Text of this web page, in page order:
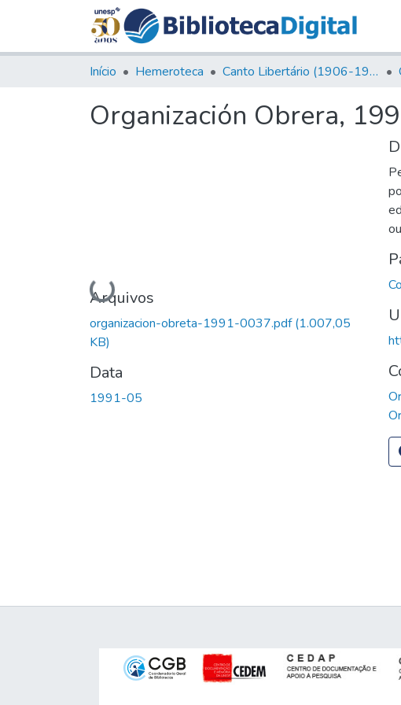
Início Hemeroteca Canto Libertário (1906-1995)
Organización Obrera,
Carregando...
Arquivos
organizacion-obreta-1991-0037.pdf(1.007,05
KB)
Data
1991-05